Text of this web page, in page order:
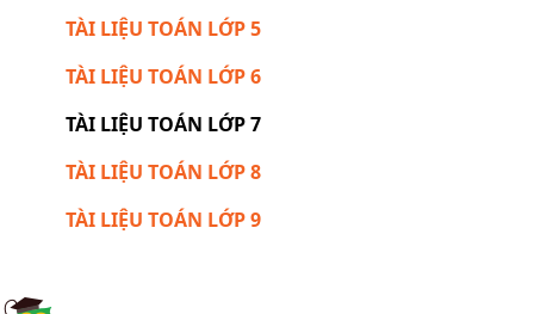
TÀI LIỆU TOÁN LỚP 5
TÀI LIỆU TOÁN LỚP 6
TÀI LIỆU TOÁN LỚP 7
TÀI LIỆU TOÁN LỚP 8
TÀI LIỆU TOÁN LỚP 9